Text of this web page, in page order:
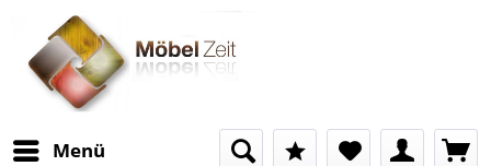
Menü